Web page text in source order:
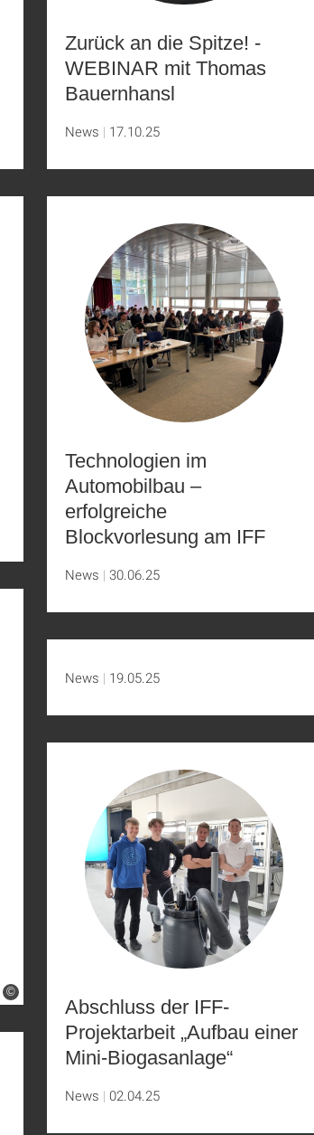
Zurück an die Spitze! -
WEBINAR mit Thomas
Bauernhansl
News 17.10.25
Technologien im
Automobilbau –
erfolgreiche
Blockvorlesung am IFF
News 30.06.25
©
News 19.05.25
Abschluss der IFF-
Projektarbeit „Aufbau einer
Mini-Biogasanlage“
News 02.04.25